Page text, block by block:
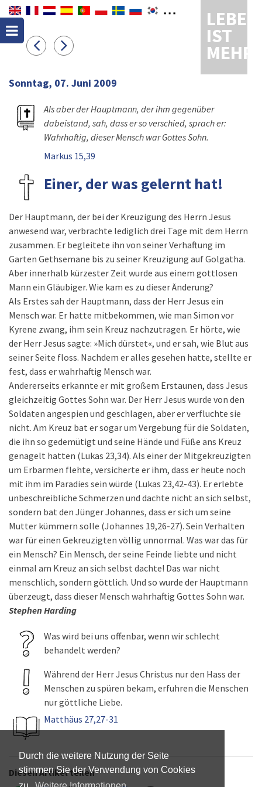
Durch die weitere Nutzung der Seite
stimmen Sie der Verwendung von Cookies
LEBEN
IST
MEHR
Sonntag, 07. Juni 2009
Als aber der Hauptmann, der ihm gegenüber
dabeistand, sah, dass er so verschied, sprach er:
Wahrhaftig, dieser Mensch war Gottes Sohn.
Markus 15,39
Einer, der was gelernt hat!
Der Hauptmann, der bei der Kreuzigung des Herrn Jesus
anwesend war, verbrachte lediglich drei Tage mit dem Herrn
zusammen. Er begleitete ihn von seiner Verhaftung im
Garten Gethsemane bis zu seiner Kreuzigung auf Golgatha.
Aber innerhalb kürzester Zeit wurde aus einem gottlosen
Mann ein Gläubiger. Wie kam es zu dieser Änderung?
Als Erstes sah der Hauptmann, dass der Herr Jesus ein
Mensch war. Er hatte mitbekommen, wie man Simon vor
Kyrene zwang, ihm sein Kreuz nachzutragen. Er hörte, wie
der Herr Jesus sagte: »Mich dürstet«, und er sah, wie Blut aus
seiner Seite floss. Nachdem er alles gesehen hatte, stellte er
fest, dass er wahrhaftig Mensch war.
Andererseits erkannte er mit großem Erstaunen, dass Jesus
gleichzeitig Gottes Sohn war. Der Herr Jesus wurde von den
Soldaten angespien und geschlagen, aber er verfluchte sie
nicht. Am Kreuz bat er sogar um Vergebung für die Soldaten,
die ihn so gedemütigt und seine Hände und Füße ans Kreuz
genagelt hatten (Lukas 23,34). Als einer der Mitgekreuzigten
um Erbarmen flehte, versicherte er ihm, dass er heute noch
mit ihm im Paradies sein würde (Lukas 23,42-43). Er erlebte
unbeschreibliche Schmerzen und dachte nicht an sich selbst,
sondern bat den Jünger Johannes, dass er sich um seine
Mutter kümmern solle (Johannes 19,26-27). Sein Verhalten
war für einen Gekreuzigten völlig unnormal. Was war das für
ein Mensch? Ein Mensch, der seine Feinde liebte und nicht
einmal am Kreuz an sich selbst dachte! Das war nicht
menschlich, sondern göttlich. Und so wurde der Hauptmann
überzeugt, dass dieser Mensch wahrhaftig Gottes Sohn war.
Stephen Harding
Was wird bei uns offenbar, wenn wir schlecht
behandelt werden?
Während der Herr Jesus Christus nur den Hass der
Menschen zu spüren bekam, erfuhren die Menschen
nur göttliche Liebe.
Matthäus 27,27-31
Diesen Artikel teilen